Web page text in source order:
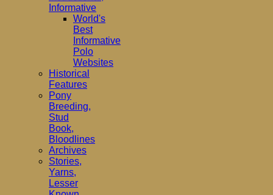
Informative
World's
Best
Informative
Polo
Websites
Historical
Features
Pony
Breeding,
Stud
Book,
Bloodlines
Archives
Stories,
Yarns,
Lesser